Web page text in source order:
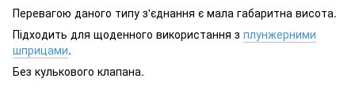
Перевагою даного типу з'єднання є мала габаритна висота.
Підходить для щоденного використання з плунжерними
шприцами.
Без кулькового клапана.